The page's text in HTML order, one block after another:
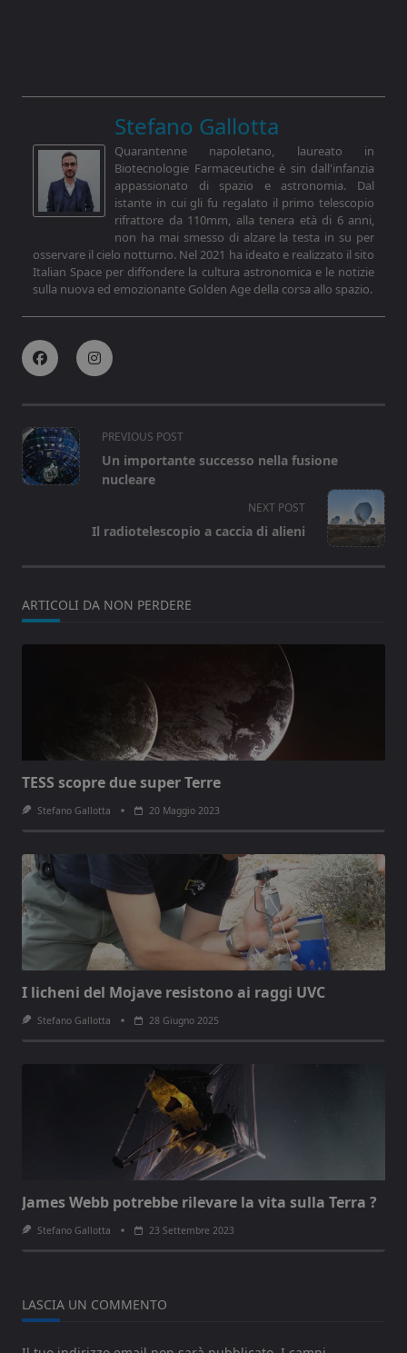
Stefano Gallotta
Quarantenne napoletano, laureato in
Biotecnologie Farmaceutiche è sin dall'infanzia
appassionato di spazio e astronomia. Dal
istante in cui gli fu regalato il primo telescopio
rifrattore da 110mm, alla tenera età di 6 anni,
non ha mai smesso di alzare la testa in su per
osservare il cielo notturno. Nel 2021 ha ideato e realizzato il sito
Italian Space per diffondere la cultura astronomica e le notizie
sulla nuova ed emozionante Golden Age della corsa allo spazio.
<span
class="nav-
subtitle
text">Page</span>
PREVIOUS POST
Un importante successo nella fusione
nucleare
NEXT POST
Il radiotelescopio a caccia di alieni
ARTICOLI DA NON PERDERE
TESS scopre due super Terre
Stefano Gallotta 20 Maggio 2023
I licheni del Mojave resistono ai raggi UVC
Stefano Gallotta 28 Giugno 2025
James Webb potrebbe rilevare la vita sulla Terra ?
Stefano Gallotta 23 Settembre 2023
LASCIA UN COMMENTO